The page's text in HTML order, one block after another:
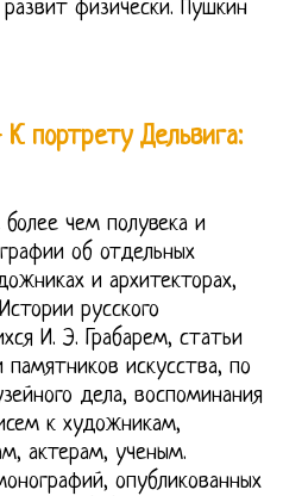
физически. Пушкин
портрету Дельвига:
чем полувека и
об отдельных
и архитекторах,
русского
И. Э. Грабарем, статьи
искусства, по
дела, воспоминания
к художникам,
актерам, ученым.
опубликованных